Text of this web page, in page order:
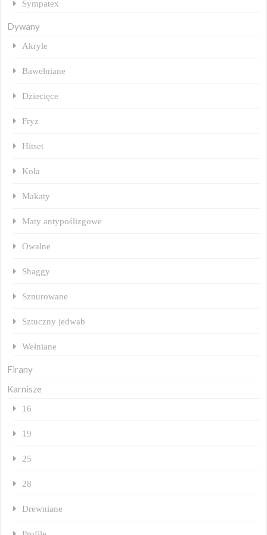
Sympatex
Dywany
Akryle
Bawełniane
Dziecięce
Fryz
Hitset
Koła
Makaty
Maty antypoślizgowe
Owalne
Shaggy
Sznurowane
Sztuczny jedwab
Wełniane
Firany
Karnisze
16
19
25
28
Drewniane